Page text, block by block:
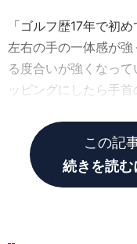
「ゴルフ歴17年で初
左右の手の一体感が
る度合いが強くなっ
ッピングにしたら手
この記
続きを読